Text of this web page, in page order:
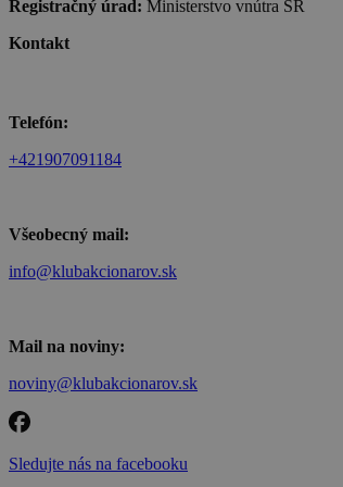
Registračný úrad: Ministerstvo vnútra SR
Kontakt
Telefón:
+421907091184
Všeobecný mail:
info@klubakcionarov.sk
Mail na noviny:
noviny@klubakcionarov.sk
Sledujte nás na facebooku